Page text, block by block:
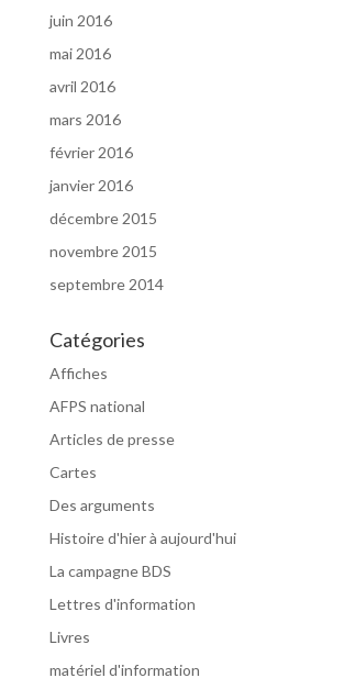
juin 2016
mai 2016
avril 2016
mars 2016
février 2016
janvier 2016
décembre 2015
novembre 2015
septembre 2014
Catégories
Affiches
AFPS national
Articles de presse
Cartes
Des arguments
Histoire d'hier à aujourd'hui
La campagne BDS
Lettres d'information
Livres
matériel d'information